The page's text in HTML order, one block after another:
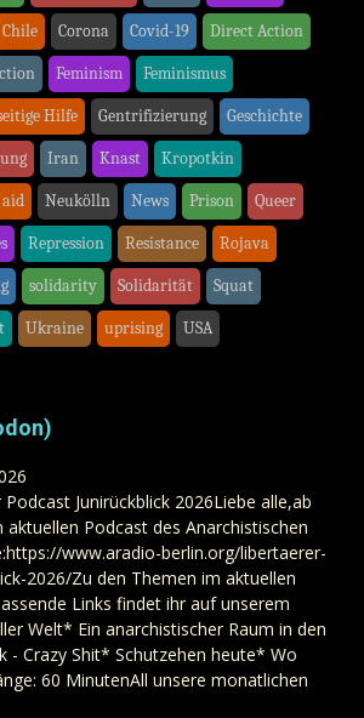
Chile Corona Covid-19 Direct Action
Feminism Feminismus
Hilfe Gentrifizierung Geschichte
Iran Knast Kropotkin
Neukölln News Prison Queer
Repression Resistance Rojava
solidarity Solidarität Squat
Ukraine uprising USA
Junirückblick 2026Liebe alle,ab
Podcast des Anarchistischen
www.aradio-berlin.org/libertaerer-
2026/Zu den Themen im aktuellen
Links findet ihr auf unserem
Welt* Ein anarchistischer Raum in den
- Crazy Shit* Schutzehen heute* Wo
60 MinutenAll unsere monatlichen